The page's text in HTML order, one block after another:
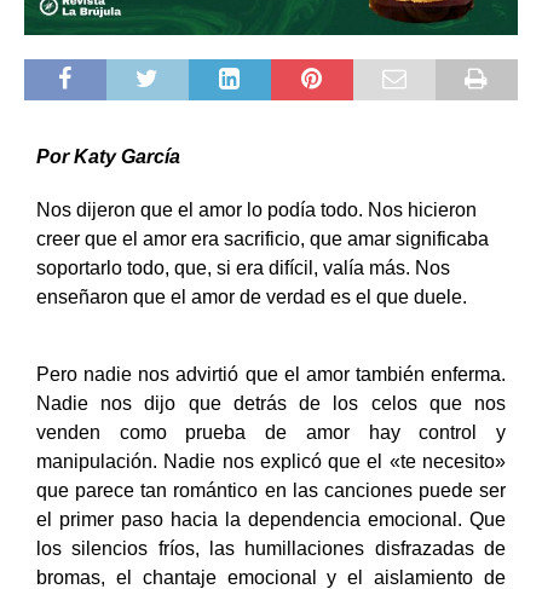
Por Katy García
Nos dijeron que el amor lo podía todo. Nos hicieron
creer que el amor era sacrificio, que amar significaba
soportarlo todo, que, si era difícil, valía más. Nos
enseñaron que el amor de verdad es el que duele.
Pero nadie nos advirtió que el amor también enferma.
Nadie nos dijo que detrás de los celos que nos
venden como prueba de amor hay control y
manipulación. Nadie nos explicó que el «te necesito»
que parece tan romántico en las canciones puede ser
el primer paso hacia la dependencia emocional. Que
los silencios fríos, las humillaciones disfrazadas de
bromas, el chantaje emocional y el aislamiento de